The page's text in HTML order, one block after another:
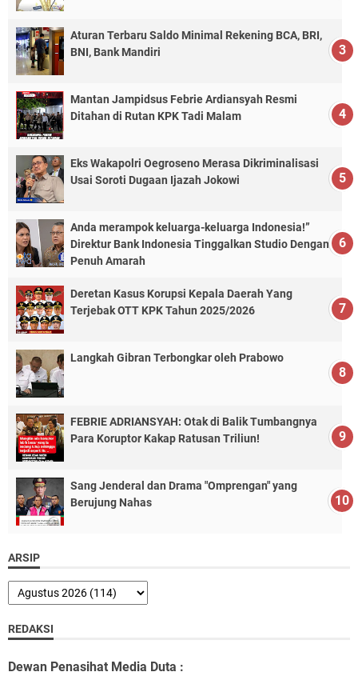
Aturan Terbaru Saldo Minimal Rekening BCA, BRI,
BNI, Bank Mandiri
Mantan Jampidsus Febrie Ardiansyah Resmi
Ditahan di Rutan KPK Tadi Malam
Eks Wakapolri Oegroseno Merasa Dikriminalisasi
Usai Soroti Dugaan Ijazah Jokowi
Anda merampok keluarga-keluarga Indonesia!”
Direktur Bank Indonesia Tinggalkan Studio Dengan
Penuh Amarah
Deretan Kasus Korupsi Kepala Daerah Yang
Terjebak OTT KPK Tahun 2025/2026
Langkah Gibran Terbongkar oleh Prabowo
FEBRIE ADRIANSYAH: Otak di Balik Tumbangnya
Para Koruptor Kakap Ratusan Triliun!
Sang Jenderal dan Drama "Omprengan" yang
Berujung Nahas
ARSIP
REDAKSI
Dewan Penasihat Media Duta :